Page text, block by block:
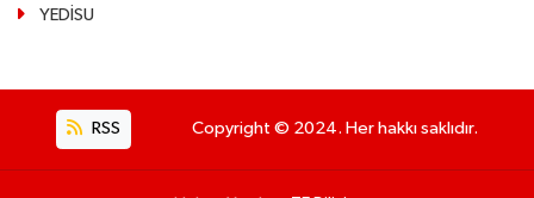
YEDİSU
RSS Copyright © 2024. Her hakkı saklıdır.